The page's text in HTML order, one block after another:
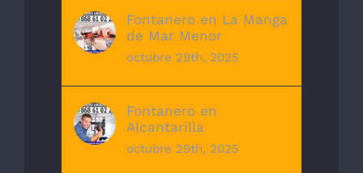
Fontanero en La Manga
de Mar Menor
octubre 29th, 2025
Fontanero en
Alcantarilla
octubre 29th, 2025